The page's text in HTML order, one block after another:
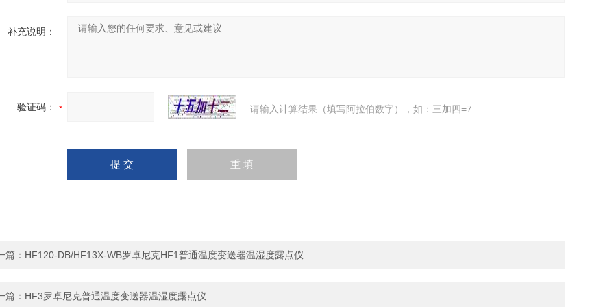
补充说明：
验证码： 请输入计算结果（填写阿拉伯数字），如：三加四=7
篇： HF120-DB/HF13X-WB罗卓尼克HF1普通温度变送器温湿度露点仪
篇： HF3罗卓尼克普通温度变送器温湿度露点仪